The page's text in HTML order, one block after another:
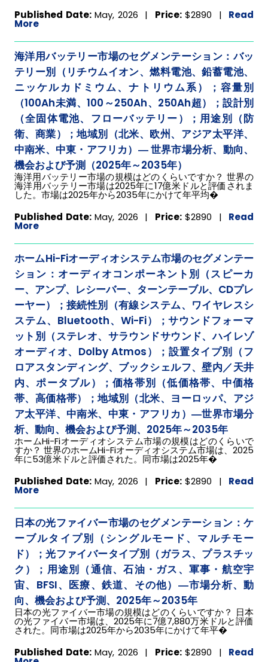
Published Date:May, 2026 | Price:$2890 | Read
More
海洋用バッテリー市場のセグメンテーション：バッ
テリー別（リチウムイオン、燃料電池、鉛蓄電池、
ニッケルカドミウム、ナトリウム系）；容量別
（100Ah未満、100～250Ah、250Ah超）；設計別
（全固体電池、フローバッテリー）；用途別（防
衛、商業）；地域別（北米、欧州、アジア太平洋、
中南米、中東・アフリカ）― 世界市場分析、動向、
機会および予測（2025年～2035年）
海洋用バッテリー市場の規模はどのくらいですか？ 世界の
海洋用バッテリー市場は2025年に17億米ドルと評価されま
した。市場は2025年から2035年にかけて年平均�
Published Date:May, 2026 | Price:$2890 | Read
More
ホームHi-Fiオーディオシステム市場のセグメンテー
ション：オーディオコンポーネント別（スピーカ
ー、アンプ、レシーバー、ターンテーブル、CDプレ
ーヤー）；接続性別（有線システム、ワイヤレスシ
ステム、Bluetooth、Wi-Fi）；サウンドフォーマ
ット別（ステレオ、サラウンドサウンド、ハイレゾ
オーディオ、Dolby Atmos）；設置タイプ別（フ
ロアスタンディング、ブックシェルフ、壁内／天井
内、ポータブル）；価格帯別（低価格帯、中価格
帯、高価格帯）；地域別（北米、ヨーロッパ、アジ
ア太平洋、中南米、中東・アフリカ）―世界市場分
析、動向、機会および予測、2025年～2035年
ホームHi-Fiオーディオシステム市場の規模はどのくらいで
すか？ 世界のホームHi-Fiオーディオシステム市場は、2025
年に53億米ドルと評価された。同市場は2025年�
Published Date:May, 2026 | Price:$2890 | Read
More
日本の光ファイバー市場のセグメンテーション：ケ
ーブルタイプ別（シングルモード、マルチモー
ド）；光ファイバータイプ別（ガラス、プラスチッ
ク）；用途別（通信、石油・ガス、軍事・航空宇
宙、BFSI、医療、鉄道、その他）―市場分析、動
向、機会および予測、2025年～2035年
日本の光ファイバー市場の規模はどのくらいですか？ 日本
の光ファイバー市場は、2025年に7億7,880万米ドルと評価
された。同市場は2025年から2035年にかけて年平�
Published Date:May, 2026 | Price:$2890 | Read